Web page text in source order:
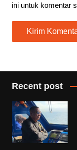
ini untuk komentar
Recent post